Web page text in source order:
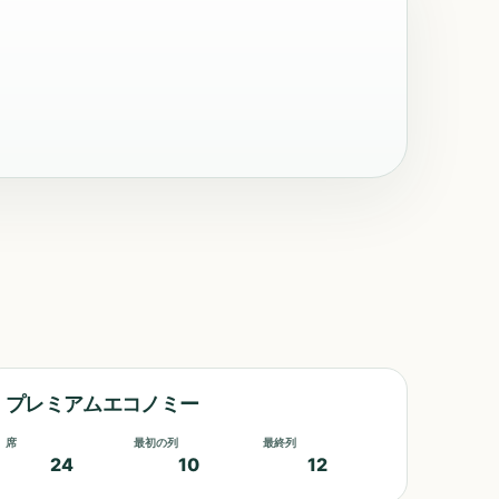
プレミアムエコノミー
席
24
最初の列
10
最終列
12